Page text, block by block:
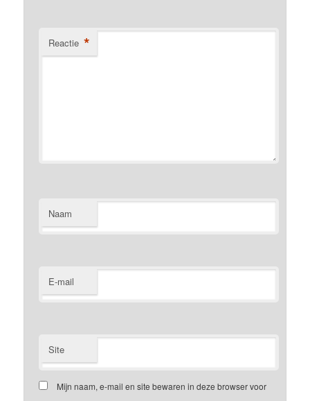
Reactie *
Naam
E-mail
Site
Mijn naam, e-mail en site bewaren in deze browser voor